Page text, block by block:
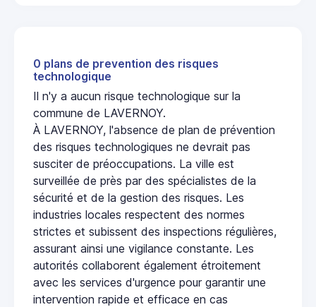
0 plans de prevention des risques
technologique
Il n'y a aucun risque technologique sur la
commune de LAVERNOY.
À LAVERNOY, l'absence de plan de prévention
des risques technologiques ne devrait pas
susciter de préoccupations. La ville est
surveillée de près par des spécialistes de la
sécurité et de la gestion des risques. Les
industries locales respectent des normes
strictes et subissent des inspections régulières,
assurant ainsi une vigilance constante. Les
autorités collaborent également étroitement
avec les services d'urgence pour garantir une
intervention rapide et efficace en cas